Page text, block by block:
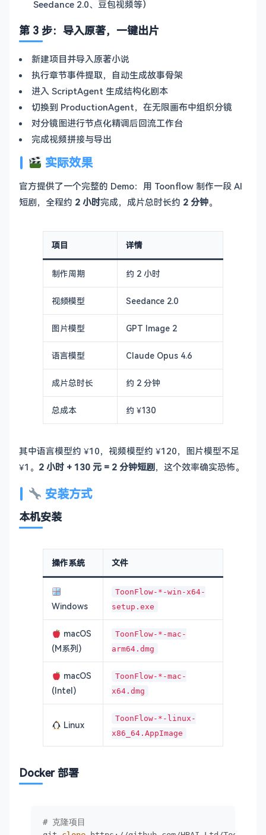
Seedance 2.0、豆包视频等）
第 3 步：导入原著，一键出片
新建项目并导入原著小说
执行章节事件提取，自动生成故事骨架
进入 ScriptAgent 生成结构化剧本
切换到 ProductionAgent，在无限画布中组织分镜
对分镜图进行节点化精调后回流工作台
完成视频拼接与导出
实际效果
官方提供了一个完整的 Demo：用 Toonflow 制作一段 AI
短剧，全程约 2 小时完成，成片总时长约 2 分钟。
项目 详情
制作周期 约 2 小时
视频模型 Seedance 2.0
图片模型 GPT Image 2
语言模型 Claude Opus 4.6
成片总时长 约 2 分钟
总成本 约 ¥130
其中语言模型约 ¥10，视频模型约 ¥120，图片模型不足
¥1。 2 小时 + 130 元 = 2 分钟短剧，这个效率确实恐怖。
安装方式
本机安装
操作系统 文件
Windows
ToonFlow-*-win-x64-
setup.exe
macOS
(M系列)
ToonFlow-*-mac-
arm64.dmg
macOS
(Intel)
ToonFlow-*-mac-
x64.dmg
Linux
ToonFlow-*-linux-
x86_64.AppImage
Docker 部署
# 克隆项目